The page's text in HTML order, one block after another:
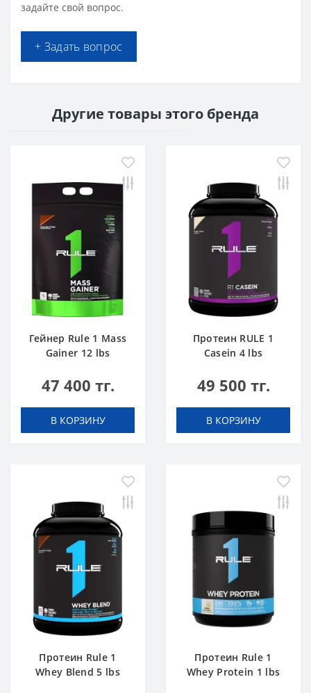
задайте свой вопрос.
+ Задать вопрос
Другие товары этого бренда
Гейнер Rule 1 Mass
Gainer 12 lbs
47 400 тг.
В КОРЗИНУ
Протеин RULE 1
Casein 4 lbs
Мороженое
49 500 тг.
В КОРЗИНУ
Протеин Rule 1
Whey Blend 5 lbs
Протеин Rule 1
Whey Protein 1 lbs